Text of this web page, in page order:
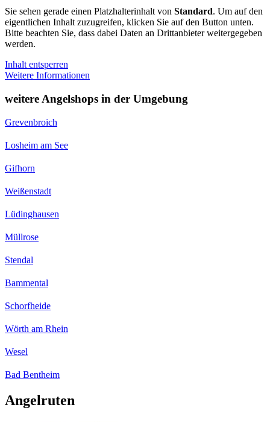
Sie sehen gerade einen Platzhalterinhalt von Standard. Um auf den
eigentlichen Inhalt zuzugreifen, klicken Sie auf den Button unten.
Bitte beachten Sie, dass dabei Daten an Drittanbieter weitergegeben
werden.
Inhalt entsperren
Weitere Informationen
weitere Angelshops in der Umgebung
Grevenbroich
Losheim am See
Gifhorn
Weißenstadt
Lüdinghausen
Müllrose
Stendal
Bammental
Schorfheide
Wörth am Rhein
Wesel
Bad Bentheim
Angelruten